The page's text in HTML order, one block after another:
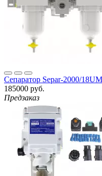
Сепаратор Separ-2000/
185000 руб.
Предзаказ